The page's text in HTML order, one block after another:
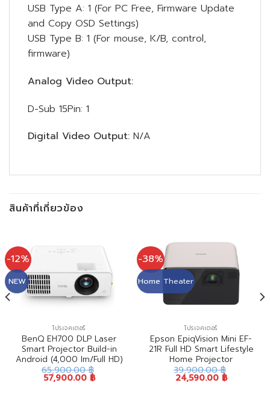
USB Type A: 1 (For PC Free, Firmware Update
and Copy OSD Settings)
USB Type B: 1 (For mouse, K/B, control,
firmware)
Analog Video Output:
D-Sub 15Pin: 1
Digital Video Output: N/A
สินค้าที่เกี่ยวข้อง
-12%
NEW
โปรเจคเตอร์
BenQ EH700 DLP Laser
Smart Projector Build-in
Android (4,000 Im/Full HD)
65,900.00฿
57,900.00 ฿
-38%
Home Theater
โปรเจคเตอร์
Epson EpiqVision Mini EF-
21R Full HD Smart Lifestyle
Home Projector
39,900.00฿
24,590.00 ฿